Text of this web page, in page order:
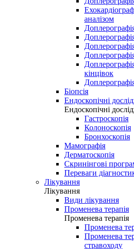
аналізом
кінцівок
Біопсія
Ендоскопічні
Ендоскопічні
Гастроскопія
Колоноскопія
Бронхоскопія
Мамографія
Дерматоскопія
Скринінгові
Переваги
Лікування
Лікування
Види лікування
Променева терапія
Променева терапія
Променева
Променева
стравоходу